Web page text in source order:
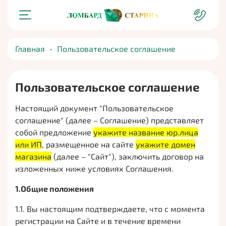
Главная Пользовательское соглашение
Пользовательское соглашение
Настоящий документ "Пользовательское
соглашение" (далее – Соглашение) представляет
собой предложение укажите название юр.лица
или ИП, размещенное на сайте укажите домен
магазина (далее – "Сайт"), заключить договор на
изложенных ниже условиях Соглашения.
1.Общие положения
1.1. Вы настоящим подтверждаете, что с момента
регистрации на Сайте и в течение времени